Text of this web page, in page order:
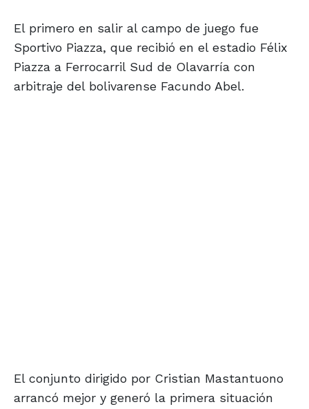
El primero en salir al campo de juego fue
Sportivo Piazza, que recibió en el estadio Félix
Piazza a Ferrocarril Sud de Olavarría con
arbitraje del bolivarense Facundo Abel.
El conjunto dirigido por Cristian Mastantuono
arrancó mejor y generó la primera situación